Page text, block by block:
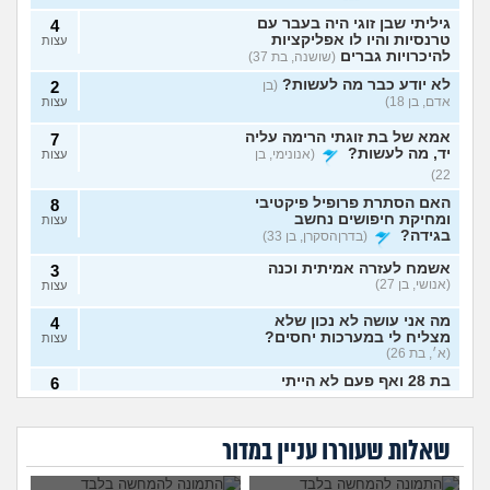
גיליתי שבן זוגי היה בעבר עם
טרנסיות והיו לו אפליקציות
להיכרויות גברים (שושנה, בת 37)
4
עצות
לא יודע כבר מה לעשות? (בן
אדם, בן 18)
2
עצות
אמא של בת זוגתי הרימה עליה
יד, מה לעשות?
(אנונימי, בן
22)
7
עצות
האם הסתרת פרופיל פיקטיבי
ומחיקת חיפושים נחשב
בגידה?
(בדרןהסקרן, בן 33)
8
עצות
אשמח לעזרה אמיתית וכנה
(אנושי, בן 27)
3
עצות
מה אני עושה לא נכון שלא
מצליח לי במערכות יחסים?
(א׳, בת 26)
4
עצות
בת 28 ואף פעם לא הייתי
בזוגיות, האם לשקר על כך
6
עצות
אקסית מתנהגת מוזר? (אנונימי,
בן 33)
עצות שאלות שעוררו עניין במדור
אבא של בעלי מסתכל
מה לעשות?
האם להתגרש בשביל
ריגוש?
מה לעשות עם
העובדה שאשתי
הרימה עליי ידיים?
הוא התאהב בבחורה